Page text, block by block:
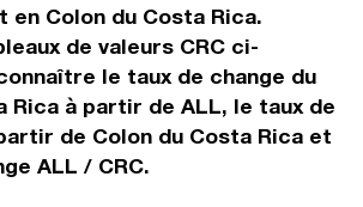
en Colon du Costa Rica.
de valeurs CRC ci-
le taux de change du
Rica à partir de ALL, le taux de
de Colon du Costa Rica et
ALL / CRC.